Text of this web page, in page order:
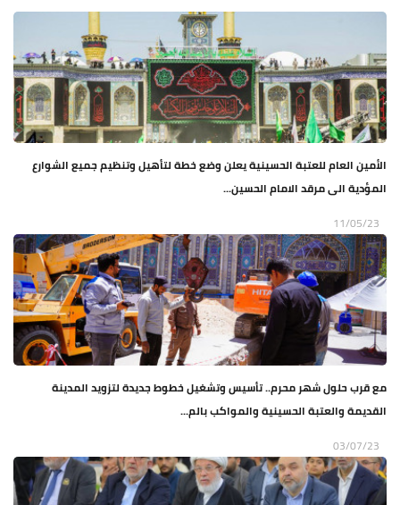
الأمين العام للعتبة الحسينية يعلن وضع خطة لتأهيل وتنظيم جميع الشوارع
المؤدية الى مرقد الامام الحسين...
11/05/23
مع قرب حلول شهر محرم.. تأسيس وتشغيل خطوط جديدة لتزويد المدينة
القديمة والعتبة الحسينية والمواكب بالم...
03/07/23